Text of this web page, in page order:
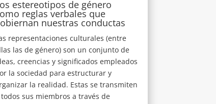
estereotipos de género
reglas verbales que
nuestras conductas
representaciones culturales (entre
las de género) son un conjunto de
creencias y significados empleados
la sociedad para estructurar y
la realidad. Estas se transmiten
sus miembros a través de